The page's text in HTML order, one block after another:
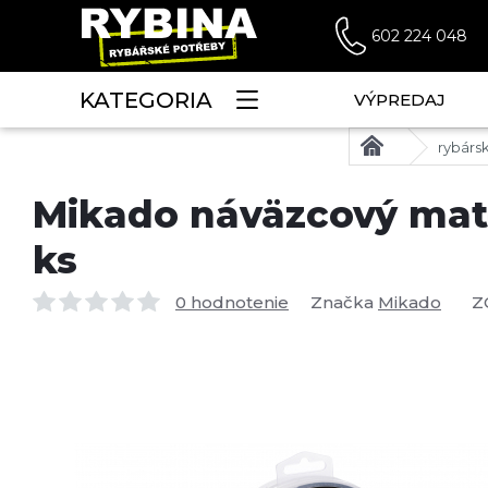
602 224 048
KATEGORIA VÝPREDAJ
Mikado náväzcový
ks
0 hodnotenie Značka Mikado